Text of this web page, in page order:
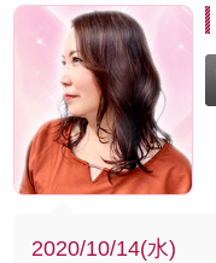
2020/10/14(水)